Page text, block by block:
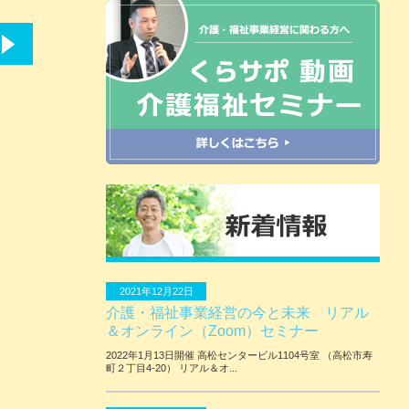
2021年12月22日
介護・福祉事業経営の今と未来 リアル
＆オンライン（Zoom）セミナー
2022年1月13日開催 ⾼松センタービル1104号室 （⾼松市寿
町２丁⽬4-20） リアル＆オ...